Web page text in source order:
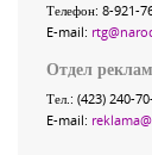
Телефон: 8-921-
E-mail:
Отдел
Тел.: (423) 240-
E-mail: